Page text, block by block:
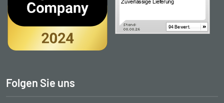
Folgen Sie uns